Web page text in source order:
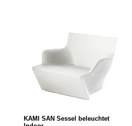
KAMI SAN Sessel beleuchtet